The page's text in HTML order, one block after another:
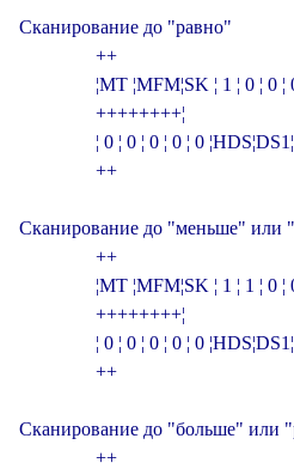
Сканирование до "равно"
                +­­­­­­­­­­­­­­­­­­­­­­­­­­­­­­­+
¦MT ¦MFM¦SK ¦ 1 ¦ 0 ¦ 0 ¦
                +­­­+­­­+­­­+­­­+­­­+­­­+­­­+­­­¦
¦ 0 ¦ 0 ¦ 0 ¦ 0 ¦ 0
                +­­­­­­­­­­­­­­­­­­­­­­­­­­­­­­­+
Сканирование до "меньше" или
                +­­­­­­­­­­­­­­­­­­­­­­­­­­­­­­­+
¦MT ¦MFM¦SK ¦ 1 ¦ 1 ¦ 0 ¦
                +­­­+­­­+­­­+­­­+­­­+­­­+­­­+­­­¦
¦ 0 ¦ 0 ¦ 0 ¦ 0 ¦ 0
                +­­­­­­­­­­­­­­­­­­­­­­­­­­­­­­­+
Сканирование до "больше" или
                +­­­­­­­­­­­­­­­­­­­­­­­­­­­­­­­+